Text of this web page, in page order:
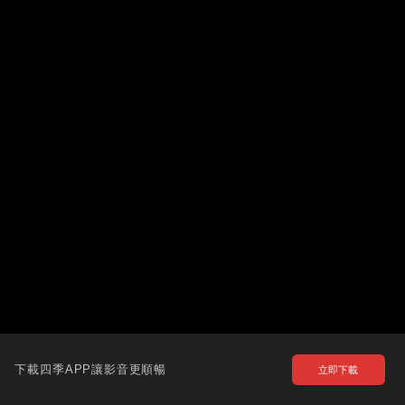
下載四季APP讓影音更順暢 立即下載